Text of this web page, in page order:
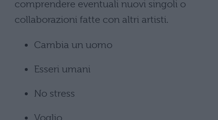
comprendere eventuali nuovi singoli o
collaborazioni fatte con altri artisti.
Cambia un uomo
Esseri umani
No stress
Voglio